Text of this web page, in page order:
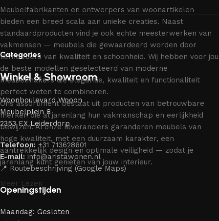
Meubelfabrikanten en ontwerpers van woonartikelen
bieden een breed scala aan unieke creaties. Naast
standaardproducten vind je ook echte meesterwerken van
vakmensen — meubels die gewaardeerd worden door
liefhebbers van kwaliteit en schoonheid. Wij hebben voor jou
de beste modellen geselecteerd van moderne
meubelmakers die elegantie, kwaliteit en functionaliteit
perfect weten te combineren.
Ons assortiment bestaat uit producten van betrouwbare
merken die al jarenlang hun vakmanschap en eerlijkheid
bewijzen. Al onze leveranciers garanderen meubels van
hoge kwaliteit, met een duurzaam karakter, een
aantrekkelijk design en optimale veiligheid — zodat je
jarenlang kunt genieten van jouw interieur.
Meer Lezen
Categories
Winkel & Showroom
Woonboulevard Wooon
Meubelplein 8
2353 EX Leiderdorp
Telefoon: +31 713628601
E-mail: info@aristawonen.nl
📍 Routebeschrijving (Google Maps)
Openingstijden
Maandag: Gesloten